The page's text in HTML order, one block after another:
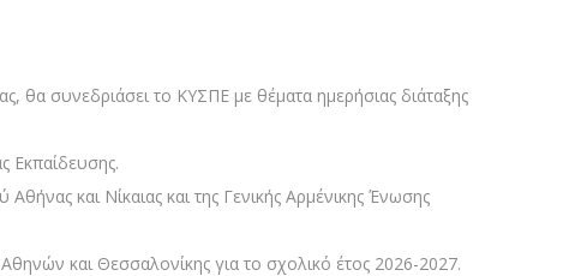
θα συνεδριάσει το ΚΥΣΠΕ με θέματα ημερήσιας διάταξης
Εκπαίδευσης.
και Νίκαιας και της Γενικής Αρμένικης Ένωσης
και Θεσσαλονίκης για το σχολικό έτος 2026-2027.